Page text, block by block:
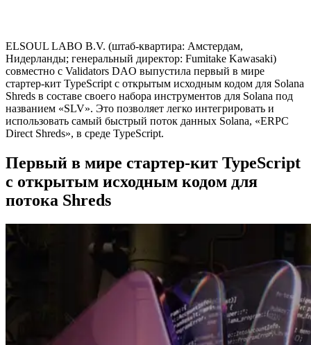
ELSOUL LABO B.V. (штаб-квартира: Амстердам,
Нидерланды; генеральный директор: Fumitake Kawasaki)
совместно с Validators DAO выпустила первый в мире
стартер-кит TypeScript с открытым исходным кодом для Solana
Shreds в составе своего набора инструментов для Solana под
названием «SLV». Это позволяет легко интегрировать и
использовать самый быстрый поток данных Solana, «ERPC
Direct Shreds», в среде TypeScript.
Первый в мире стартер-кит TypeScript
с открытым исходным кодом для
потока Shreds